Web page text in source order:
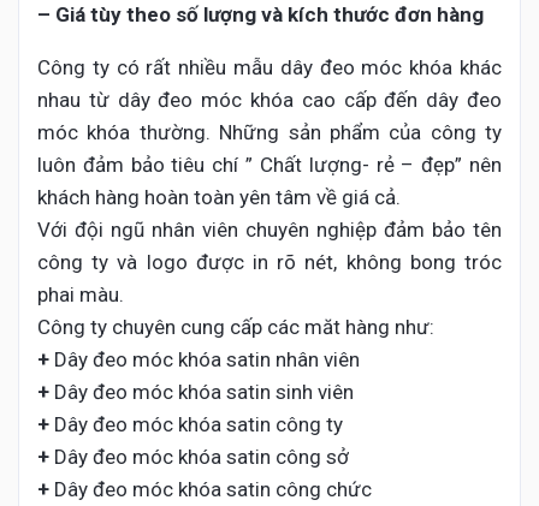
– Giá tùy theo số lượng và kích thước đơn hàng
Công ty có rất nhiều mẫu dây đeo móc khóa khác
nhau từ dây đeo móc khóa cao cấp đến dây đeo
móc khóa thường. Những sản phẩm của công ty
luôn đảm bảo tiêu chí ” Chất lượng- rẻ – đẹp” nên
khách hàng hoàn toàn yên tâm về giá cả.
Với đội ngũ nhân viên chuyên nghiệp đảm bảo tên
công ty và logo được in rõ nét, không bong tróc
phai màu.
Công ty chuyên cung cấp các măt hàng như:
+ Dây đeo móc khóa satin nhân viên
+ Dây đeo móc khóa satin sinh viên
+ Dây đeo móc khóa satin công ty
+ Dây đeo móc khóa satin công sở
+ Dây đeo móc khóa satin công chức